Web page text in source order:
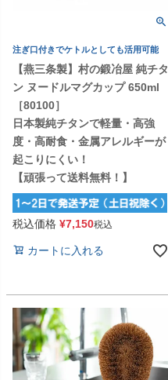
注ぎ口付きでケトルとしても活用可能
【燕三条製】村の鍛冶屋 純チタ
ン ヌードルマグカップ 650ml
［80100］
日本製純チタンで軽量・高強
度・高耐食・金属アレルギーが
起こりにくい！
【頑張って送料無料！】
税込価格 ¥7,150税込
カートに入れる